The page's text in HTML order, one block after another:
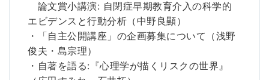
論文賞小講演: 自閉症早期教育介入の科学的
エビデンスと行動分析（中野良顯）
・「自主公開講座」の企画募集について（浅野
俊夫・島宗理）
・自著を語る:『心理学が描くリスクの世界』